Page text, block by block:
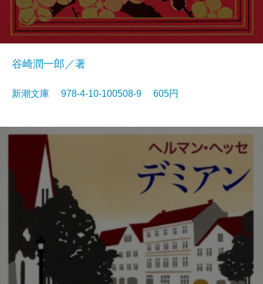
谷崎潤一郎／著
新潮文庫 978-4-10-100508-9 605円